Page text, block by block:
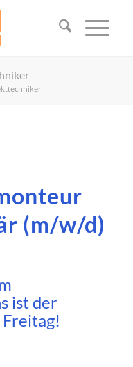
(m/w/d)
ist der